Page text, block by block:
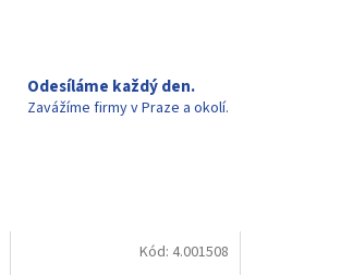
Odesíláme každý den.
Zavážíme firmy v Praze a okolí.
Kód: 4.001508